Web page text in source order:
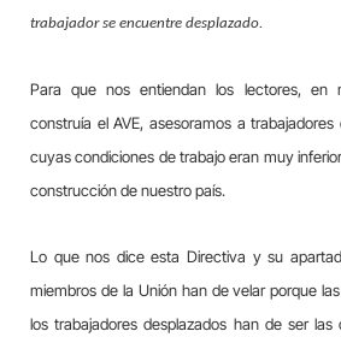
trabajador se encuentre desplazado.
Para que nos entiendan los lectores, en
construía el AVE, asesoramos a
cuyas condiciones de trabajo eran muy
construcción de nuestro país.
Lo que nos dice esta Directiva y su
miembros de la Unión han de velar porque
los trabajadores desplazados han de ser